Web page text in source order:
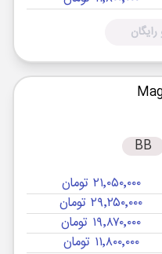
BB
۲۱٬۰۵۰٬۰۰۰ تومان
۲۹٬۲۵۰٬۰۰۰ تومان
۱۹٬۸۷۰٬۰۰۰ تومان
۱۱٬۸۰۰٬۰۰۰ تومان